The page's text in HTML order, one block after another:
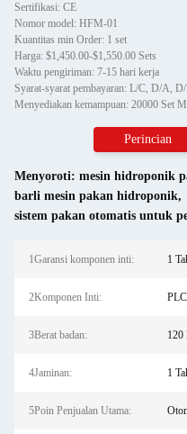
Sertifikasi: CE
Nomor model: HFM-01
Kuantitas min Order: 1 set
Harga: $1,450.00-$1,550.00 Sets
Waktu pengiriman: 7-15 hari kerja
Syarat-syarat pembayaran: L/C, D/A,
Menyediakan kemampuan: 20000 Set
Perincian
Menyoroti: mesin hidroponik
barli mesin pakan hidroponik,
sistem pakan otomatis untuk
1Garansi komponen inti: 1
2Komponen Inti: PLC
3Berat badan: 120
4Jaminan: 1
5Poin Penjualan Utama: